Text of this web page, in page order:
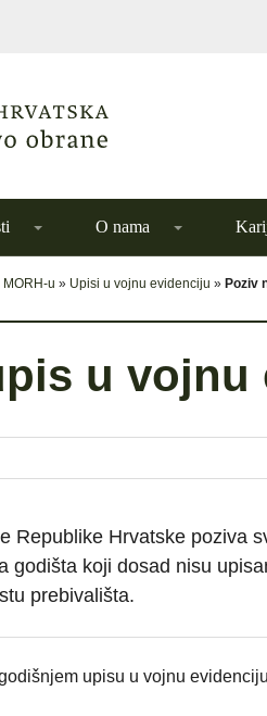
O nama
MORH-u » Upisi u vojnu evidenciju » Poziv
u vojnu
Republike Hrvatske poziva
godišta koji dosad nisu
prebivališta.
upisu u vojnu